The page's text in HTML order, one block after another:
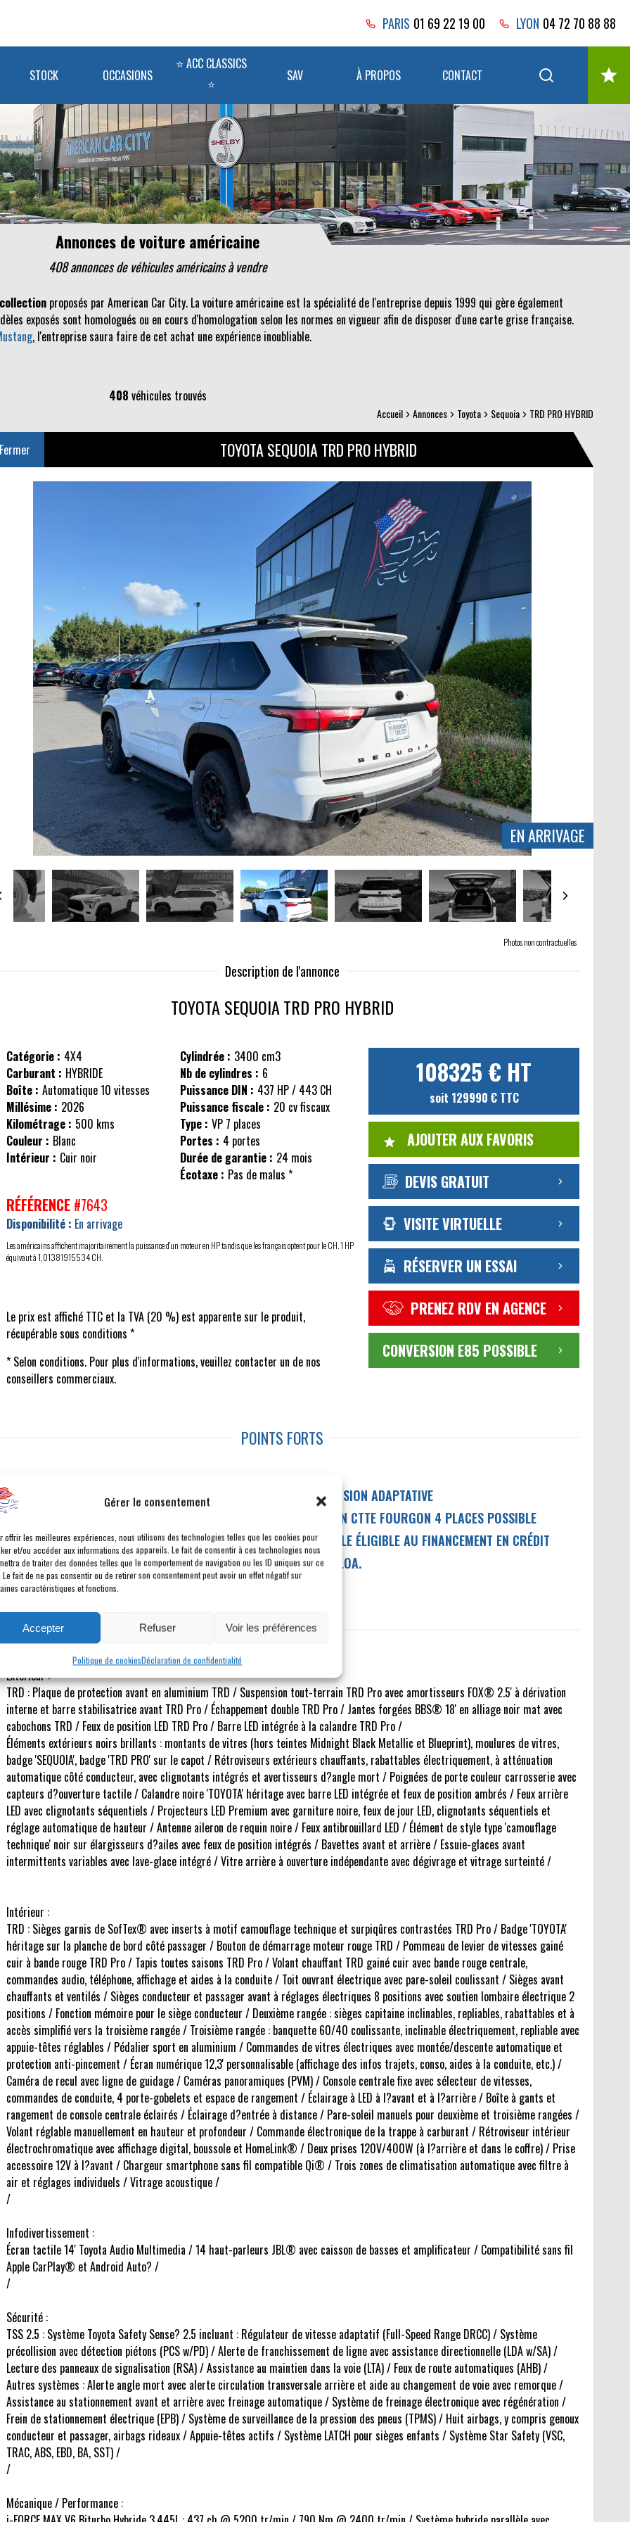
Gérer le consentement
offrir les meilleures expériences, nous utilisons des technologies telles que les cookies pour
et/ou accéder aux informations des appareils. Le fait de consentir à ces technologies nous
de traiter des données telles que le comportement de navigation ou les ID uniques sur ce
Le fait de ne pas consentir ou de retirer son consentement peut avoir un effet négatif sur
caractéristiques et fonctions.
Accepter Refuser Voir les préférences
Politique de cookiesDéclaration de confidentialité
PARIS 01 69 22 19 00 LYON 04 72 70 88 88
STOCK OCCASIONS
⭐ ACC CLASSICS
⭐
SAV À PROPOS CONTACT
Annonces de voiture américaine
408 annonces de véhiculesaméricainsà vendre
proposés par American Car City. La voiture américaine est la spécialité de l'entreprise depuis 1999 qui gère également
exposés sont homologués ou en cours d'homologation selon les normes en vigueur afin de disposer d'une carte grise française.
, l'entreprise saura faire de cet achat une expérience inoubliable.
408 véhicules trouvés
Accueil Annonces Toyota Sequoia TRD PRO HYBRID
TOYOTA SEQUOIA TRD PRO HYBRID
EN ARRIVAGE
Photos non contractuelles
Description de l'annonce
TOYOTA SEQUOIATRD PRO HYBRID
Catégorie : 4X4
Carburant : HYBRIDE
Boîte : Automatique 10 vitesses
Millésime : 2026
Kilométrage : 500 kms
Couleur : Blanc
Intérieur : Cuir noir
Cylindrée : 3400 cm3
Nb de cylindres : 6
Puissance DIN : 437 HP / 443 CH
Puissance fiscale : 20 cv fiscaux
Type : VP 7 places
Portes : 4 portes
Durée de garantie : 24 mois
Écotaxe : Pas de malus *
RÉFÉRENCE#7643
Disponibilité : En arrivage
Les américains affichent majoritairement la puissance d'un moteur en HP tandis que les français optent pour le CH. 1 HP
équivaut à 1,01381915534 CH.
Le prix est affiché TTC et la TVA (20 %) est apparente sur le produit,
récupérable sous conditions *
* Selon conditions. Pour plus d'informations, veuillez contacter un de nos
conseillers commerciaux.
108325 € HT
soit 129990 € TTC
AJOUTER AUX FAVORIS
DEVIS GRATUIT
VISITE VIRTUELLE
RÉSERVER UN ESSAI
PRENEZ RDV EN AGENCE
CONVERSION E85 POSSIBLE
POINTS FORTS
COMPATIBILITÉ SANS FIL APPLE CARPLAY® ET
ÉCRAN TACTILE 14'
14 HAUT-PARLEURS JBL®
SUSPENSION ADAPTATIVE
VERSION CTTE FOURGON 4 PLACES POSSIBLE
VÉHICULE ÉLIGIBLE AU FINANCEMENT EN CRÉDIT
BAIL / LOA.
Description
Extérieur :
TRD : Plaque de protection avant en aluminium TRD / Suspension tout-terrain TRD Pro avec amortisseurs FOX® 2.5' à dérivation
interne et barre stabilisatrice avant TRD Pro / Échappement double TRD Pro / Jantes forgées BBS® 18' en alliage noir mat avec
cabochons TRD / Feux de position LED TRD Pro / Barre LED intégrée à la calandre TRD Pro /
Éléments extérieurs noirs brillants : montants de vitres (hors teintes Midnight Black Metallic et Blueprint), moulures de vitres,
badge 'SEQUOIA', badge 'TRD PRO' sur le capot / Rétroviseurs extérieurs chauffants, rabattables électriquement, à atténuation
automatique côté conducteur, avec clignotants intégrés et avertisseurs d?angle mort / Poignées de porte couleur carrosserie avec
capteurs d?ouverture tactile / Calandre noire 'TOYOTA' héritage avec barre LED intégrée et feux de position ambrés / Feux arrière
LED avec clignotants séquentiels / Projecteurs LED Premium avec garniture noire, feux de jour LED, clignotants séquentiels et
réglage automatique de hauteur / Antenne aileron de requin noire / Feux antibrouillard LED / Élément de style type 'camouflage
technique' noir sur élargisseurs d?ailes avec feux de position intégrés / Bavettes avant et arrière / Essuie-glaces avant
intermittents variables avec lave-glace intégré / Vitre arrière à ouverture indépendante avec dégivrage et vitrage surteinté /
Intérieur :
TRD : Sièges garnis de SofTex® avec inserts à motif camouflage technique et surpiqûres contrastées TRD Pro / Badge 'TOYOTA'
héritage sur la planche de bord côté passager / Bouton de démarrage moteur rouge TRD / Pommeau de levier de vitesses gainé
cuir à bande rouge TRD Pro / Tapis toutes saisons TRD Pro / Volant chauffant TRD gainé cuir avec bande rouge centrale,
commandes audio, téléphone, affichage et aides à la conduite / Toit ouvrant électrique avec pare-soleil coulissant / Sièges avant
chauffants et ventilés / Sièges conducteur et passager avant à réglages électriques 8 positions avec soutien lombaire électrique 2
positions / Fonction mémoire pour le siège conducteur / Deuxième rangée : sièges capitaine inclinables, repliables, rabattables et à
accès simplifié vers la troisième rangée / Troisième rangée : banquette 60/40 coulissante, inclinable électriquement, repliable avec
appuie-têtes réglables / Pédalier sport en aluminium / Commandes de vitres électriques avec montée/descente automatique et
protection anti-pincement / Écran numérique 12,3' personnalisable (affichage des infos trajets, conso, aides à la conduite, etc.) /
Caméra de recul avec ligne de guidage / Caméras panoramiques (PVM) / Console centrale fixe avec sélecteur de vitesses,
commandes de conduite, 4 porte-gobelets et espace de rangement / Éclairage à LED à l?avant et à l?arrière / Boîte à gants et
rangement de console centrale éclairés / Éclairage d?entrée à distance / Pare-soleil manuels pour deuxième et troisième rangées /
Volant réglable manuellement en hauteur et profondeur / Commande électronique de la trappe à carburant / Rétroviseur intérieur
électrochromatique avec affichage digital, boussole et HomeLink® / Deux prises 120V/400W (à l?arrière et dans le coffre) / Prise
accessoire 12V à l?avant / Chargeur smartphone sans fil compatible Qi® / Trois zones de climatisation automatique avec filtre à
air et réglages individuels / Vitrage acoustique /
/
Infodivertissement :
Écran tactile 14' Toyota Audio Multimedia / 14 haut-parleurs JBL® avec caisson de basses et amplificateur / Compatibilité sans fil
Apple CarPlay® et Android Auto? /
/
Sécurité :
TSS 2.5 : Système Toyota Safety Sense? 2.5 incluant : Régulateur de vitesse adaptatif (Full-Speed Range DRCC) / Système
précollision avec détection piétons (PCS w/PD) / Alerte de franchissement de ligne avec assistance directionnelle (LDA w/SA) /
Lecture des panneaux de signalisation (RSA) / Assistance au maintien dans la voie (LTA) / Feux de route automatiques (AHB) /
Autres systèmes : Alerte angle mort avec alerte circulation transversale arrière et aide au changement de voie avec remorque /
Assistance au stationnement avant et arrière avec freinage automatique / Système de freinage électronique avec régénération /
Frein de stationnement électrique (EPB) / Système de surveillance de la pression des pneus (TPMS) / Huit airbags, y compris genoux
conducteur et passager, airbags rideaux / Appuie-têtes actifs / Système LATCH pour sièges enfants / Système Star Safety (VSC,
TRAC, ABS, EBD, BA, SST) /
/
Mécanique / Performance :